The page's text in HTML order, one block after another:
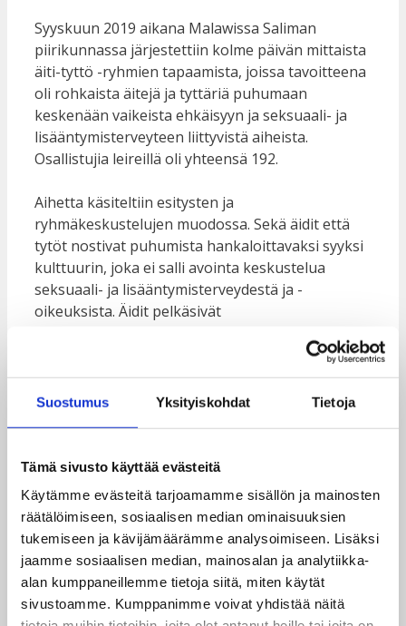
Suostumus Yksityiskohdat Tietoja
Tämä sivusto käyttää evästeitä
Käytämme evästeitä tarjoamamme sisällön ja mainosten
räätälöimiseen, sosiaalisen median ominaisuuksien
tukemiseen ja kävijämäärämme analysoimiseen. Lisäksi
jaamme sosiaalisen median, mainosalan ja analytiikka-
alan kumppaneillemme tietoja siitä, miten käytät
sivustoamme. Kumppanimme voivat yhdistää näitä
Syyskuun 2019 aikana Malawissa Saliman
piirikunnassa järjestettiin kolme päivän mittaista
äiti-tyttö -ryhmien tapaamista, joissa tavoitteena
oli rohkaista äitejä ja tyttäriä puhumaan
keskenään vaikeista ehkäisyyn ja seksuaali- ja
lisääntymisterveyteen liittyvistä aiheista.
Osallistujia leireillä oli yhteensä 192.
Aihetta käsiteltiin esitysten ja
ryhmäkeskustelujen muodossa. Sekä äidit että
tytöt nostivat puhumista hankaloittavaksi syyksi
kulttuurin, joka ei salli avointa keskustelua
seksuaali- ja lisääntymisterveydestä ja -
oikeuksista. Äidit pelkäsivät
rohkaisevan seksuaaliseen aktiivisuuteen.Tytöt
puolestaan välttelevät aihetta leimaantumisen
vuoksi ja kertoivat kääntyvänsä mieluummin
neuvomisen haastavaksi.
”Malawissa vanhemmat ja yhteisöt
rakentavat tyttölasten tulevaisuuden.
Perinteisesti tyttöjen oikeutta
koulutukseen ei suuresti ole
arvostettu.”